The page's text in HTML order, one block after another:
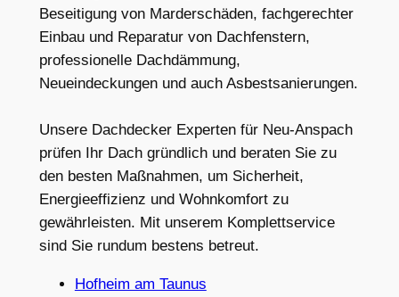
Beseitigung von Marderschäden, fachgerechter
Einbau und Reparatur von Dachfenstern,
professionelle Dachdämmung,
Neueindeckungen und auch Asbestsanierungen.
Unsere Dachdecker Experten für Neu-Anspach
prüfen Ihr Dach gründlich und beraten Sie zu
den besten Maßnahmen, um Sicherheit,
Energieeffizienz und Wohnkomfort zu
gewährleisten. Mit unserem Komplettservice
sind Sie rundum bestens betreut.
Hofheim am Taunus